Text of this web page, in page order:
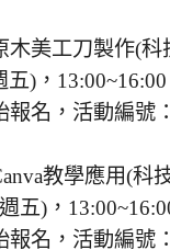
美工刀製作(科
)，
名，活動編號
教學應用(科
五)，
名，活動編號